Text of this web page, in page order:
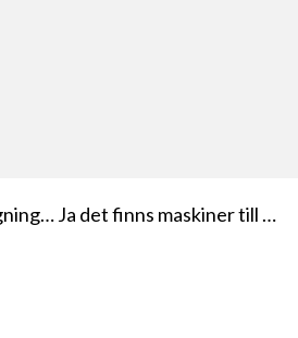
Ja det finns maskiner till …